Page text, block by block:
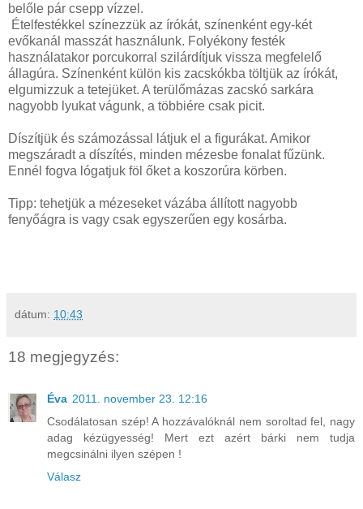
belőle pár csepp vízzel.
Ételfestékkel színezzük az írókát, színenként egy-két
evőkanál masszát használunk. Folyékony festék
használatakor porcukorral szilárdítjuk vissza megfelelő
állagúra. Színenként külön kis zacskókba töltjük az írókát,
elgumizzuk a tetejüket. A terülőmázas zacskó sarkára
nagyobb lyukat vágunk, a többiére csak picit.
Díszítjük és számozással látjuk el a figurákat. Amikor
megszáradt a díszítés, minden mézesbe fonalat fűzünk.
Ennél fogva lógatjuk föl őket a koszorúra körben.
Tipp: tehetjük a mézeseket vázába állított nagyobb
fenyőágra is vagy csak egyszerűen egy kosárba.
dátum: 10:43
18 megjegyzés:
Éva 2011. november 23. 12:16
Csodálatosan szép! A hozzávalóknál nem soroltad fel, nagy
adag kézügyesség! Mert ezt azért bárki nem tudja
megcsinálni ilyen szépen !
Válasz